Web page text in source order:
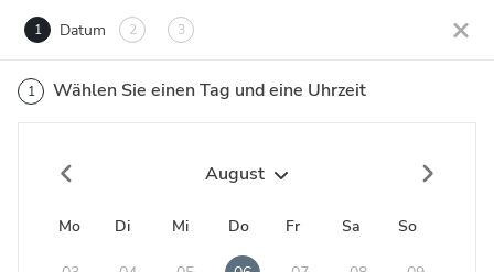
1 Datum 2 3
1 Wählen Sie einen Tag und eine Uhrzeit
August
Mo Di Mi Do Fr Sa So